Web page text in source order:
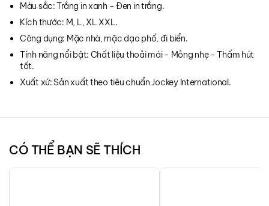
Màu sắc: Trắng in xanh - Đen in trắng.
Kích thước: M, L, XL XXL.
Công dụng: Mặc nhà, mặc dạo phố, đi biển.
Tính năng nổi bật: Chất liệu thoải mái - Mỏng nhẹ - Thấm hút
tốt.
Xuất xứ: Sản xuất theo tiêu chuẩn Jockey International.
CÓ THỂ BẠN SẼ THÍCH